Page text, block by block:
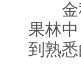
金秋
果林
到熟